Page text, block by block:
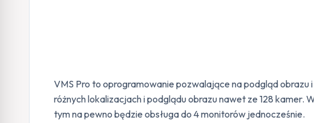
VMS Pro to oprogramowanie pozwalające na podgląd
różnych lokalizacjach i podglądu obrazu nawet ze 128
tym na pewno będzie obsługa do 4 monitorów jednocześnie.